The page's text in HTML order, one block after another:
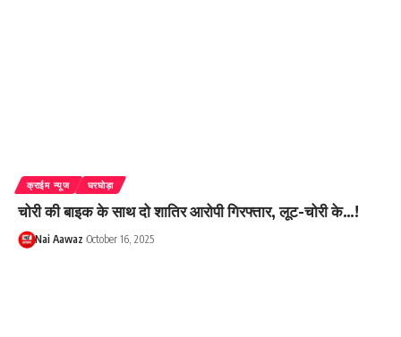
क्राईम न्यूज घरघोड़ा
चोरी की बाइक के साथ दो शातिर आरोपी गिरफ्तार, लूट-चोरी के…!
Nai Aawaz October 16, 2025